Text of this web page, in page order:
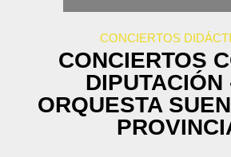
CONCIERTOS
CONCIERTOS
DIPUTACIÓN
ORQUESTA